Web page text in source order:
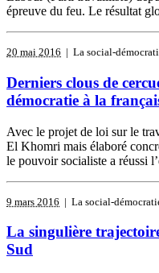
épreuve du feu. Le résultat
20 mai 2016 | La social-
Derniers clous de
démocratie à la
Avec le projet de loi sur le
El Khomri mais élaboré
le pouvoir socialiste a réussi
9 mars 2016 | La social-
La singulière
Sud